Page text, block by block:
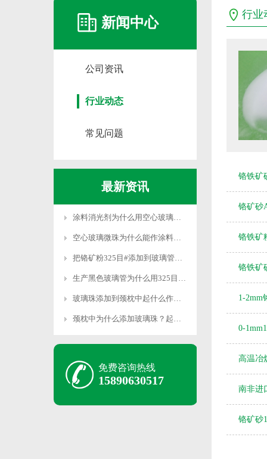
新闻中心
公司资讯
行业动态
常见问题
最新资讯
涂料消光剂为什么用空心玻璃微珠代替白炭黑？
空心玻璃微珠为什么能作涂料消光剂？
把铬矿粉325目#添加到玻璃管制造过程中有什么作用？
生产黑色玻璃管为什么用325目铬矿粉325#？
玻璃珠添加到颈枕中起什么作用？
颈枕中为什么添加玻璃珠？起什么作用？
免费咨询热线
15890630517
行业
铬铁矿
铬矿砂
铬铁矿
铬铁矿
1-2mm
0-
高温冶
南非进
铬矿砂